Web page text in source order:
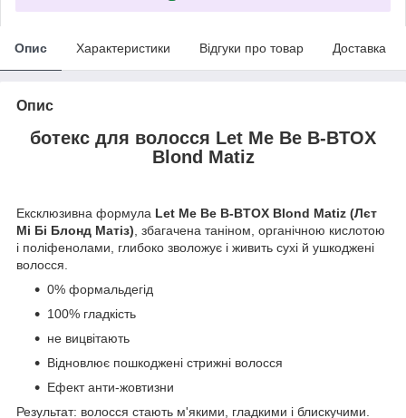
Опис Характеристики Відгуки про товар Доставка
Опис
ботекс для волосся Let Me Be B-BTOX
Blond Matiz
Ексклюзивна формула Let Me Be B-BTOX Blond Matiz (Лєт
Мі Бі Блонд Матіз), збагачена таніном, органічною кислотою
і поліфенолами, глибоко зволожує і живить сухі й ушкоджені
волосся.
0% формальдегід
100% гладкість
не вицвітають
Відновлює пошкоджені стрижні волосся
Ефект анти-жовтизни
Результат: волосся стають м'якими, гладкими і блискучими.